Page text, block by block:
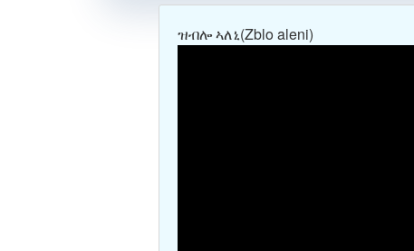
ዝብሎ ኣለኒ(Zblo aleni)